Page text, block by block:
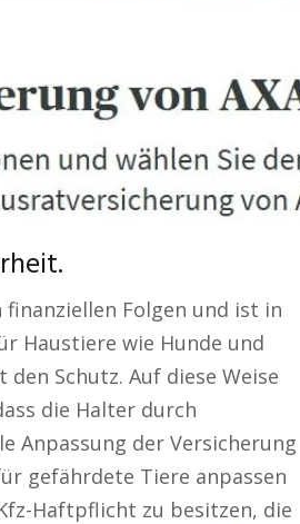
Folgen und ist in
Haustiere wie Hunde und
Schutz. Auf diese Weise
die Halter durch
Anpassung der Versicherung
gefährdete Tiere anpassen
Haftpflicht zu besitzen, die